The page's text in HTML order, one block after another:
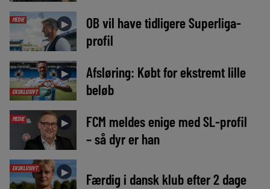
MEDIE ►
OB vil have tidligere Superliga-
profil
EKSKLUSIVT
►
Afsløring: Købt for ekstremt lille
beløb
MEDIE ►
FCM meldes enige med SL-profil
– så dyr er han
EKSKLUSIVT ► Færdig i dansk klub efter 2 dage